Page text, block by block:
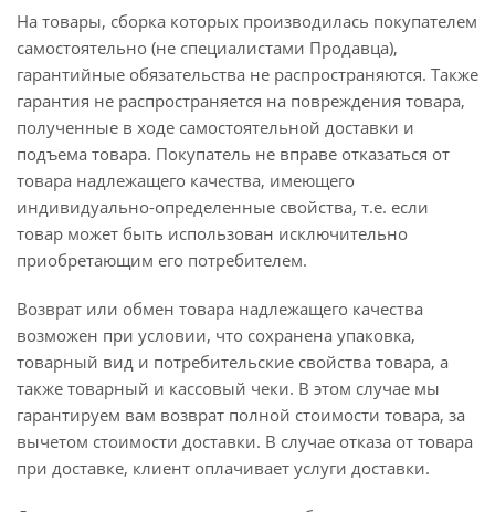
На товары, сборка которых производилась покупателем
самостоятельно (не специалистами Продавца),
гарантийные обязательства не распространяются. Также
гарантия не распространяется на повреждения товара,
полученные в ходе самостоятельной доставки и
подъема товара. Покупатель не вправе отказаться от
товара надлежащего качества, имеющего
индивидуально-определенные свойства, т.е. если
товар может быть использован исключительно
приобретающим его потребителем.
Возврат или обмен товара надлежащего качества
возможен при условии, что сохранена упаковка,
товарный вид и потребительские свойства товара, а
также товарный и кассовый чеки. В этом случае мы
гарантируем вам возврат полной стоимости товара, за
вычетом стоимости доставки. В случае отказа от товара
при доставке, клиент оплачивает услуги доставки.